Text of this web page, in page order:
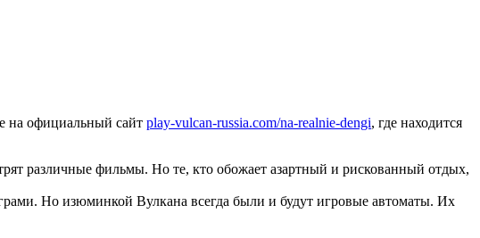
на официальный сайт play-vulcan-russia.com/na-realnie-dengi, где находится
различные фильмы. Но те, кто обожает азартный и рискованный отдых,
Но изюминкой Вулкана всегда были и будут игровые автоматы. Их